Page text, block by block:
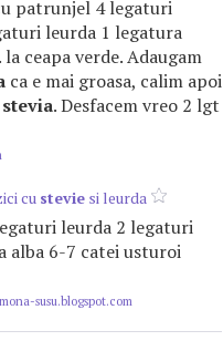
patrunjel 4 legaturi
leurda 1 legatura
la ceapa verde. Adaugam
ca e mai groasa, calim apoi
stevia. Desfacem vreo 2 lgt
cu stevie si leurda
leurda 2 legaturi
alba 6-7 catei usturoi
susu.blogspot.com